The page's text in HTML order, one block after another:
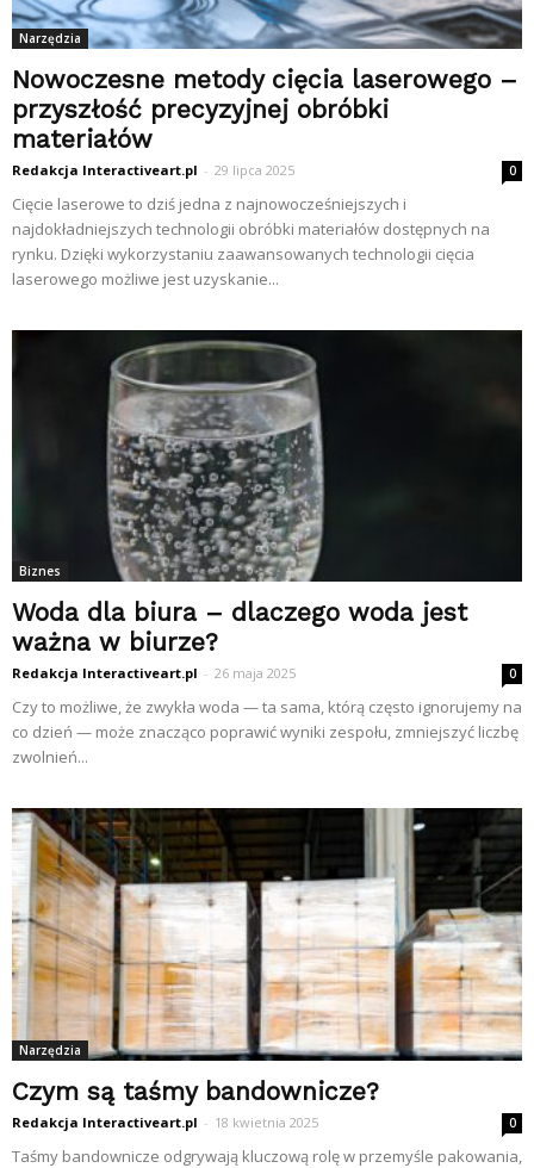
Narzędzia
Nowoczesne metody cięcia laserowego –
przyszłość precyzyjnej obróbki
materiałów
Redakcja Interactiveart.pl - 29 lipca 2025 0
Cięcie laserowe to dziś jedna z najnowocześniejszych i
najdokładniejszych technologii obróbki materiałów dostępnych na
rynku. Dzięki wykorzystaniu zaawansowanych technologii cięcia
laserowego możliwe jest uzyskanie...
Biznes
Woda dla biura – dlaczego woda jest
ważna w biurze?
Redakcja Interactiveart.pl - 26 maja 2025 0
Czy to możliwe, że zwykła woda — ta sama, którą często ignorujemy na
co dzień — może znacząco poprawić wyniki zespołu, zmniejszyć liczbę
zwolnień...
Narzędzia
Czym są taśmy bandownicze?
Redakcja Interactiveart.pl - 18 kwietnia 2025 0
Taśmy bandownicze odgrywają kluczową rolę w przemyśle pakowania,